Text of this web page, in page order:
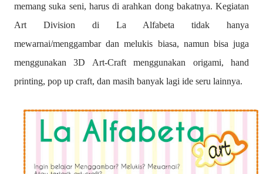
memang suka seni, harus di arahkan dong bakatnya. Kegiatan
Art Division di La Alfabeta tidak hanya
mewarnai/menggambar dan melukis biasa, namun bisa juga
menggunakan 3D Art-Craft menggunakan origami, hand
printing, pop up craft, dan masih banyak lagi ide seru lainnya.